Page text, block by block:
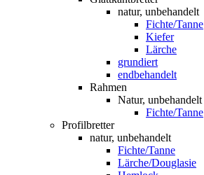
natur, unbehandelt
Fichte/Tanne
Kiefer
Lärche
grundiert
endbehandelt
Rahmen
Natur, unbehandelt
Fichte/Tanne
Profilbretter
natur, unbehandelt
Fichte/Tanne
Lärche/Douglasie